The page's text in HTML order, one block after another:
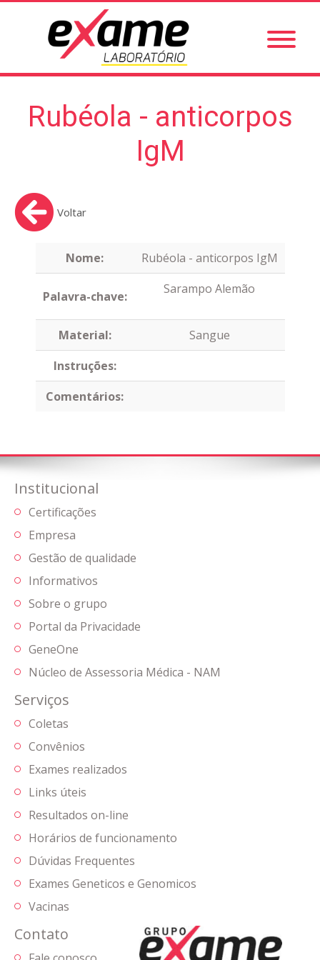
Rubéola - anticorpos
IgM
Voltar
Nome: Rubéola - anticorpos IgM
Palavra-chave: Sarampo Alemão
Material:
Sangue
Instruções:
Comentários:
Institucional
Certificações
Empresa
Gestão de qualidade
Informativos
Sobre o grupo
Portal da Privacidade
GeneOne
Núcleo de Assessoria Médica - NAM
Serviços
Coletas
Convênios
Exames realizados
Links úteis
Resultados on-line
Horários de funcionamento
Dúvidas Frequentes
Exames Geneticos e Genomicos
Vacinas
Contato